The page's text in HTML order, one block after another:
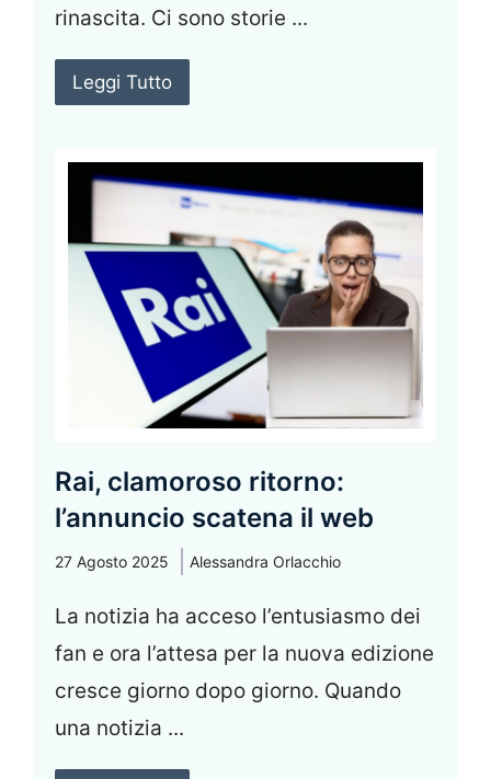
rinascita. Ci sono storie ...
Leggi Tutto
Rai, clamoroso ritorno:
l’annuncio scatena il web
27 Agosto 2025 Alessandra Orlacchio
La notizia ha acceso l’entusiasmo dei
fan e ora l’attesa per la nuova edizione
cresce giorno dopo giorno. Quando
una notizia ...